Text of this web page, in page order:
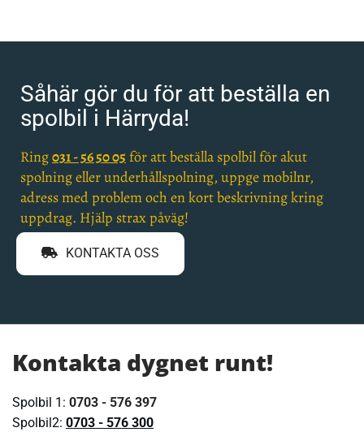
Såhär gör du för att beställa en
spolbil i Härryda!
Ring031 - 56 50 05 för att beställa spolbil för akut
spolning eller underhållspolning, uppge mobilnr,
adress med problem och en kort beskrivning kring
uppdrag. Hjälp strax påväg!
KONTAKTA OSS
Kontakta dygnet runt!
Spolbil 1: 0703 - 576 397
Spolbil2: 0703 - 576 300